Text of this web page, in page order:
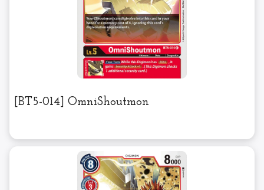
[BT5-014] OmniShoutmon